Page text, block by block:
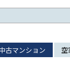
古マンション 空